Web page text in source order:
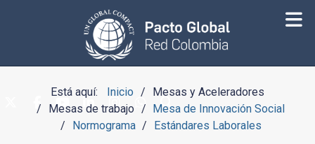
Está aquí: Inicio
Mesas y Aceleradores
Mesas de trabajo
Mesa de Innovación Social
Normograma
Estándares Laborales